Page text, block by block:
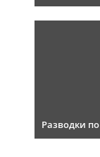
Разводки